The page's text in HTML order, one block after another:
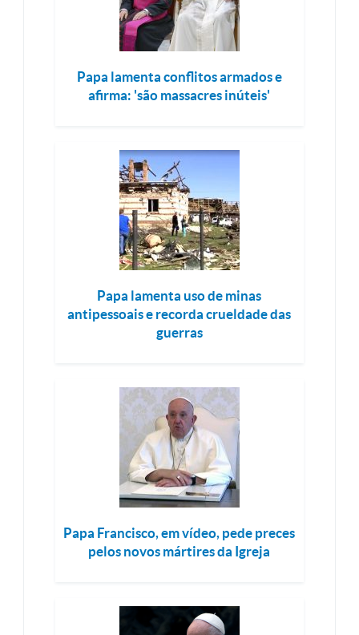
Papa lamenta conflitos armados e
afirma: 'são massacres inúteis'
Papa lamenta uso de minas
antipessoais e recorda crueldade das
guerras
Papa Francisco, em vídeo, pede preces
pelos novos mártires da Igreja